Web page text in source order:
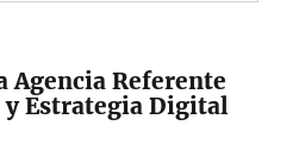
Agencia Referente
y Estrategia Digital